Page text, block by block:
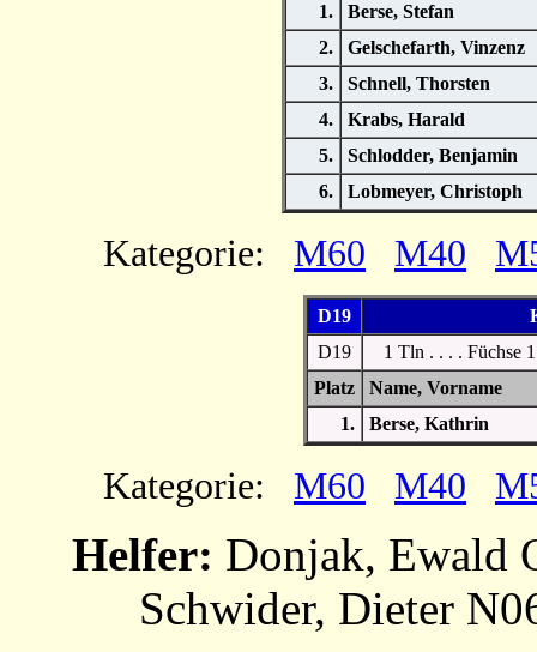
1.
Berse, Stefan
2.
Gelschefarth, Vinzenz
3.
Schnell, Thorsten
4.
Krabs, Harald
5.
Schlodder, Benjamin
6.
Lobmeyer, Christoph
Kategorie: M60 M40
D19
D19
1 Tln . . . . Füchse
Platz
Name,
1.
Berse, Kathrin
Kategorie: M60 M40
Helfer: Donjak, Ewald
Schwider, Dieter